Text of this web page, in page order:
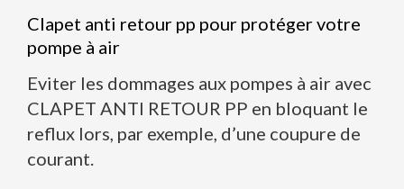
Clapet anti retour pp pour protéger votre
pompe à air
Eviter les dommages aux pompes à air avec
CLAPET ANTI RETOUR PP en bloquant le
reflux lors, par exemple, d’une coupure de
courant.